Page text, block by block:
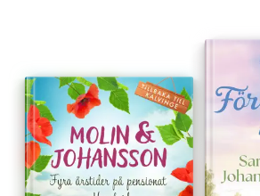
Vi får följa vännerna under nio år av
Ta ner solen är en varm, charmig och
kommer skänka solljus i även den